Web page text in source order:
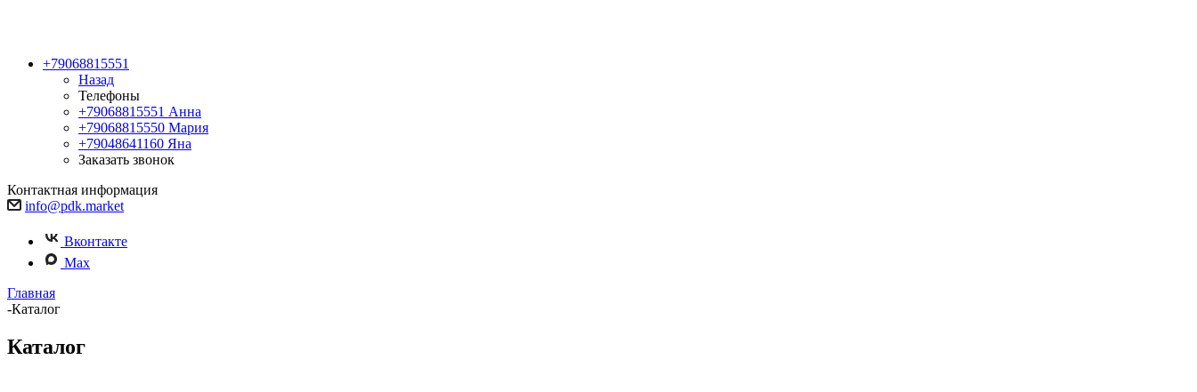
+79068815551
Назад
Телефоны
+79068815551 Анна
+79068815550 Мария
+79048641160 Яна
Заказать звонок
Контактная информация
info@pdk.market
Вконтакте
Max
Главная
-Каталог
Каталог